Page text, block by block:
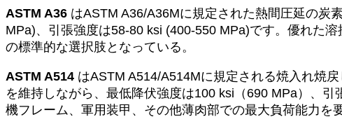
ASTM A36 はASTM A36/A36Mに規定された熱間圧延の炭
MPa)、引張強度は58-80 ksi (400-550 MPa)です。優れた
の標準的な選択肢となっている。
ASTM A514 はASTM A514/A514Mに規定される焼入れ焼
を維持しながら、最低降伏強度は100 ksi（690 MPa）、
機フレーム、軍用装甲、その他薄肉部での最大負荷能力を